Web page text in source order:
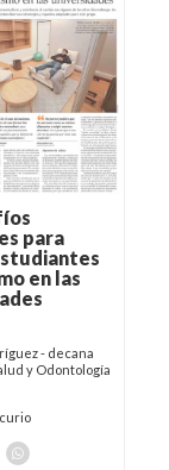
para
en las
- decana
y Odontología